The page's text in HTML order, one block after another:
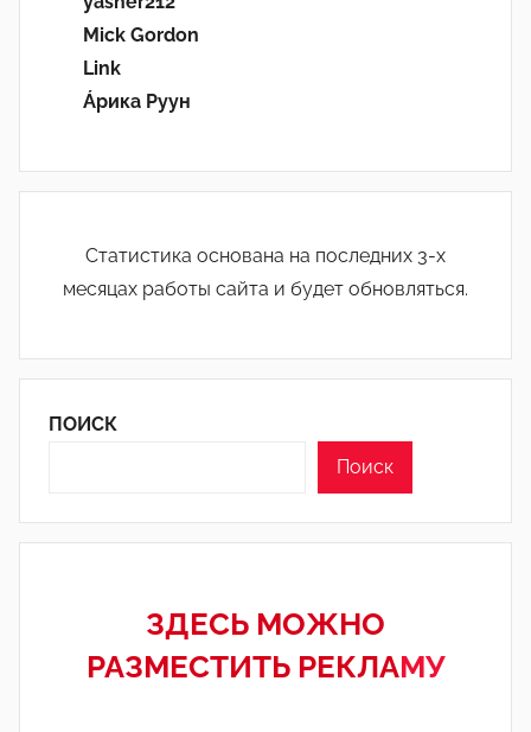
Mick Gordon
Link
Áрика Руун
Статистика основана на последних 3-х
месяцах работы сайта и будет обновляться.
ПОИСК
Поиск
ЗДЕСЬ МОЖНО
РАЗМЕСТИТЬ РЕКЛАМУ